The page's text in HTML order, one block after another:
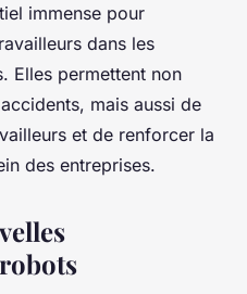
immense pour
dans les
Elles permettent non
mais aussi de
et de renforcer la
des entreprises.